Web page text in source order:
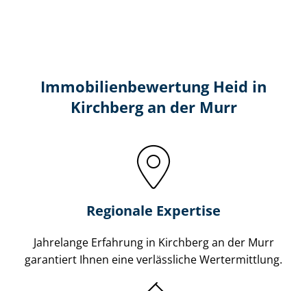
Immobilien­bewertung Heid in
Kirchberg an der Murr
Regionale Expertise
Jahrelange Erfahrung in Kirchberg an der Murr
garantiert Ihnen eine verlässliche Wertermittlung.